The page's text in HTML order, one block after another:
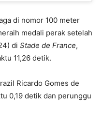
di nomor 100 meter
medali perak setelah
di Stade de France,
11,26 detik.
Ricardo Gomes de
0,19 detik dan perunggu